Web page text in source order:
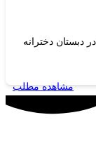
غنچه های پیش دبستانی (پیش ۲) در دبستان دخترانه
مشاهده مطلب